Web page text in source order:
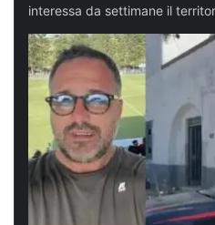
interessa da settimane il